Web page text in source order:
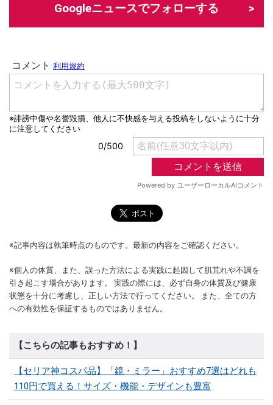
Googleニュースでフォローする
※記事内容は執筆時点のものです。最新の内容をご確認ください。
※個人の体質、また、誤った方法による実践に起因して肌荒れや不調を
引き起こす場合があります。 実践の際には、必ず自身の体質及び健康
状態を十分に考慮し、正しい方法で行ってください。 また、全ての方
への有効性を保証するものではありません。
【こちらの記事もおすすめ！】
【セリア神コスパ品】「鏡・ミラー」おすすめ7選はどれも
110円で買える！サイズ・機能・デザインも豊富